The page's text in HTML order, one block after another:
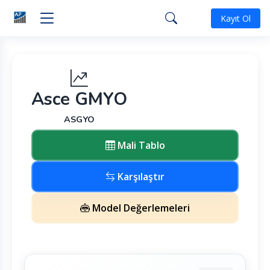
Kayıt Ol
Asce GMYO
ASGYO
Mali Tablo
Karşılaştır
Model Değerlemeleri